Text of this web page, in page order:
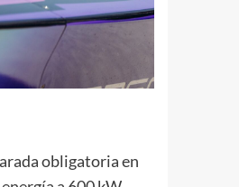
obligatoria en